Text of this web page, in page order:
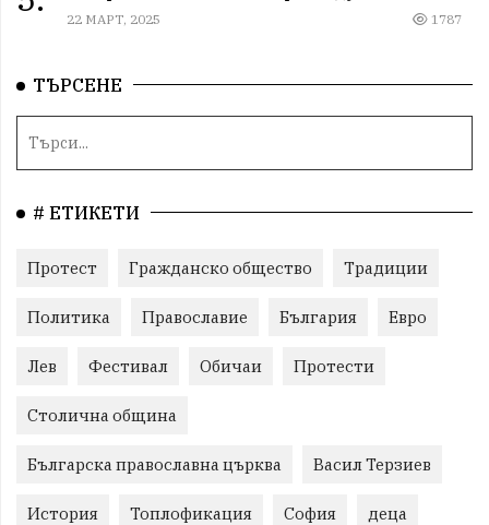
22 МАРТ, 2025 1787
ТЪРСЕНЕ
# ЕТИКЕТИ
Протест Гражданско общество Традиции
Политика Православие България Евро
Лев Фестивал Обичаи Протести
Столична община
Българска православна църква Васил Терзиев
История Топлофикация София деца